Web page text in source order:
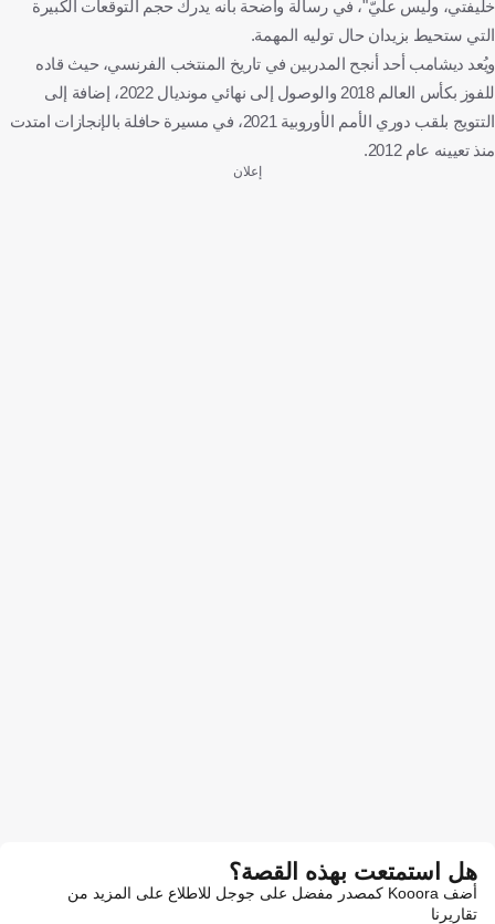
خليفتي، وليس عليّ"، في رسالة واضحة بأنه يدرك حجم التوقعات الكبيرة
التي ستحيط بزيدان حال توليه المهمة.
ويُعد ديشامب أحد أنجح المدربين في تاريخ المنتخب الفرنسي، حيث قاده
للفوز بكأس العالم 2018 والوصول إلى نهائي مونديال 2022، إضافة إلى
التتويج بلقب دوري الأمم الأوروبية 2021، في مسيرة حافلة بالإنجازات امتدت
منذ تعيينه عام 2012.
إعلان
هل استمتعت بهذه القصة؟
أضف Kooora كمصدر مفضل على جوجل للاطلاع على المزيد من
تقاريرنا